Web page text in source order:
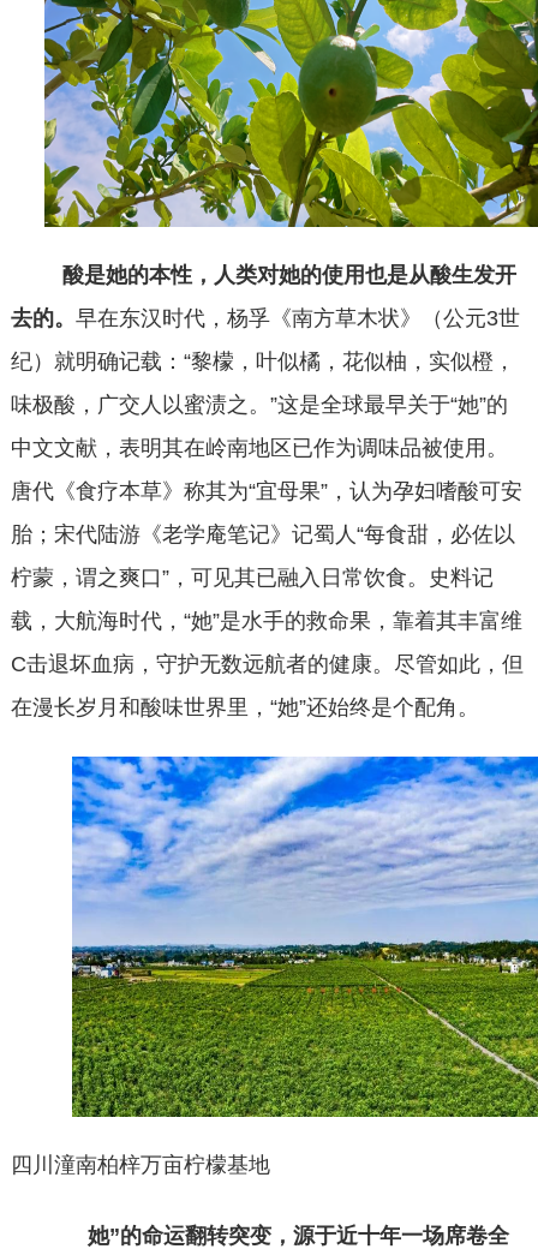
酸是她的本性，人类对她的使用也是从酸生发开
去的。 早在东汉时代， 杨孚《南方草木状》（公元3世
纪） 就明确记载： “黎檬，叶似橘，花似柚，实似橙，
味极酸，广交人以蜜渍之。”这是全球最早关于“她”的
中文文献，表明其在岭南地区已作为调味品被使用。
唐代《食疗本草》称其为“宜母果”，认为孕妇嗜酸可安
胎；宋代陆游《老学庵笔记》记蜀人“每食甜，必佐以
柠蒙，谓之爽口”，可见其已融入日常饮食。
史料记
载，大航海时代， “她”是水手的救命果，靠着其丰富维
C击退坏血病，守护无数远航者的健康。 尽管如此，但
在漫长岁月和酸味世界里，“她”还始终是个配角。
四川潼南柏梓万亩柠檬基地
她”的命运翻转突变，源于近十年一场席卷全